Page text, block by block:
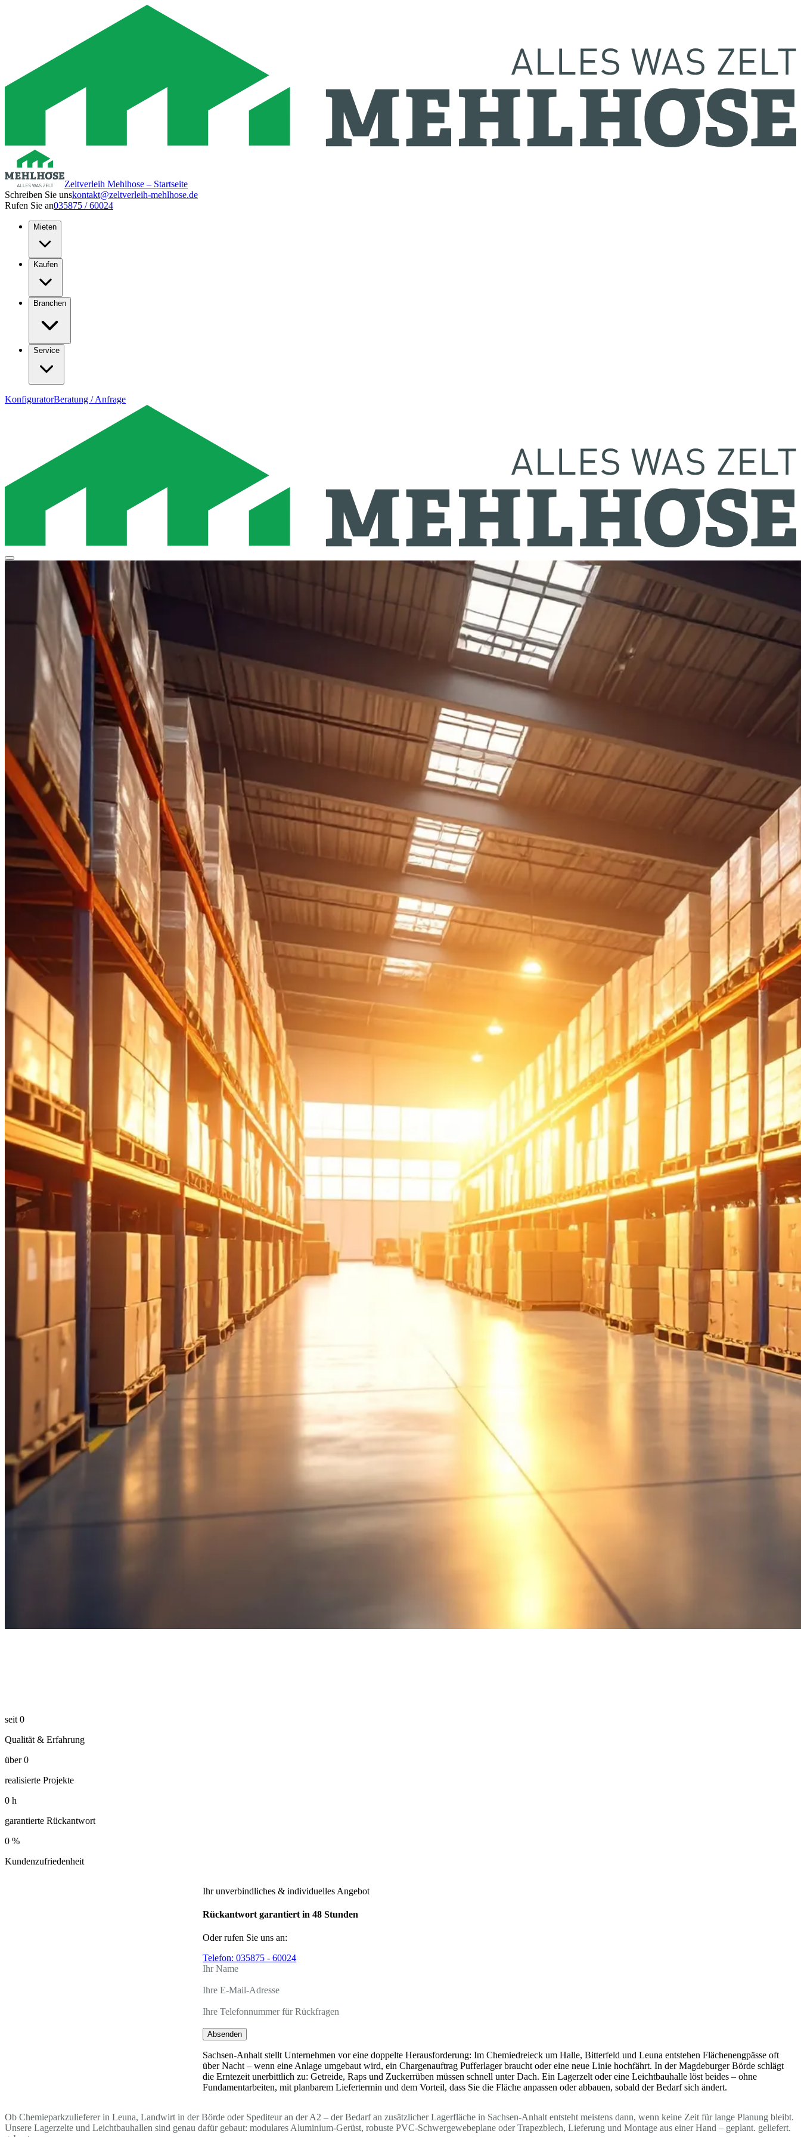
Zeltverleih Mehlhose – Startseite
Schreiben Sie unskontakt@zeltverleih-mehlhose.de
Rufen Sie an035875 / 60024
Mieten
Kaufen
Branchen
Service
KonfiguratorBeratung / Anfrage
seit 0
Qualität & Erfahrung
über 0
realisierte Projekte
0 h
garantierte Rückantwort
0 %
Kundenzufriedenheit
Ihr unverbindliches & individuelles Angebot
Rückantwort garantiert in 48 Stunden
Oder rufen Sie uns an:
Telefon: 035875 - 60024
Ihr Name
Ihre E-Mail-Adresse
Ihre Telefonnummer für Rückfragen
Absenden
Sachsen-Anhalt stellt Unternehmen vor eine doppelte Herausforderung: Im Chemiedreieck um Halle, Bitterfeld und Leuna entstehen Flächenengpässe oft
über Nacht – wenn eine Anlage umgebaut wird, ein Chargenauftrag Pufferlager braucht oder eine neue Linie hochfährt. In der Magdeburger Börde schlägt
die Erntezeit unerbittlich zu: Getreide, Raps und Zuckerrüben müssen schnell unter Dach. Ein Lagerzelt oder eine Leichtbauhalle löst beides – ohne
Fundamentarbeiten, mit planbarem Liefertermin und dem Vorteil, dass Sie die Fläche anpassen oder abbauen, sobald der Bedarf sich ändert.
Ob Chemieparkzulieferer in Leuna, Landwirt in der Börde oder Spediteur an der A2 – der Bedarf an zusätzlicher Lagerfläche in Sachsen-Anhalt entsteht meistens dann, wenn keine Zeit für lange Planung bleibt.
Unsere Lagerzelte und Leichtbauhallen sind genau dafür gebaut: modulares Aluminium-Gerüst, robuste PVC-Schwergewebeplane oder Trapezblech, Lieferung und Montage aus einer Hand – geplant. geliefert.